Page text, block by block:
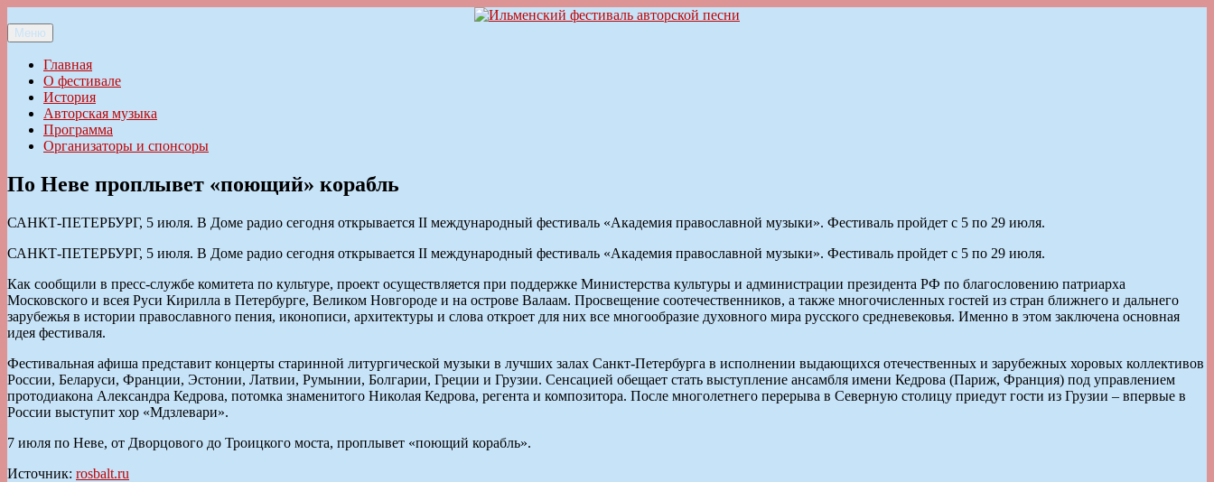
к
содержимому
Ильменский фестиваль авторской песни
Меню
Главная
О фестивале
История
Авторская музыка
Программа
Организаторы и спонсоры
По Неве проплывет «поющий» корабль
САНКТ-ПЕТЕРБУРГ, 5 июля. В Доме радио сегодня открывается II международный фестиваль «Академия православной музыки». Фестиваль пройдет с 5 по 29 июля.
САНКТ-ПЕТЕРБУРГ, 5 июля. В Доме радио сегодня открывается II международный фестиваль «Академия православной музыки». Фестиваль пройдет с 5 по 29 июля.
Как сообщили в пресс-службе комитета по культуре, проект осуществляется при поддержке Министерства культуры и администрации президента РФ по благословению патриарха
Московского и всея Руси Кирилла в Петербурге, Великом Новгороде и на острове Валаам. Просвещение соотечественников, а также многочисленных гостей из стран ближнего и дальнего
зарубежья в истории православного пения, иконописи, архитектуры и слова откроет для них все многообразие духовного мира русского средневековья. Именно в этом заключена основная
идея фестиваля.
Фестивальная афиша представит концерты старинной литургической музыки в лучших залах Санкт-Петербурга в исполнении выдающихся отечественных и зарубежных хоровых коллективов
России, Беларуси, Франции, Эстонии, Латвии, Румынии, Болгарии, Греции и Грузии. Сенсацией обещает стать выступление ансамбля имени Кедрова (Париж, Франция) под управлением
протодиакона Александра Кедрова, потомка знаменитого Николая Кедрова, регента и композитора. После многолетнего перерыва в Северную столицу приедут гости из Грузии – впервые в
России выступит хор «Мдзлевари».
7 июля по Неве, от Дворцового до Троицкого моста, проплывет «поющий корабль».
Источник: rosbalt.ru